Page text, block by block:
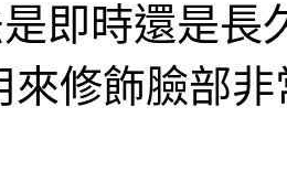
即時還是長
來修飾臉部非